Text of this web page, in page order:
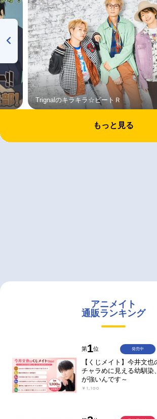
Trignalのキラキラ☆ビートＲ
もっと見る
アニメイト
通販ランキング
第1位
【くじメイト】今井文
チャラめに見える幼馴染
が強いんです～
￥1,100
発売中